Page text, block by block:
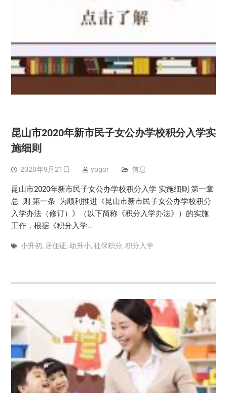
昆山市2020年新市民子女公办学校积分入学实
施细则
2020年9月21日 yogor 信息
昆山市2020年新市民子女公办学校积分入学 实施细则 第一章
总 则 第一条 为顺利推进《昆山市新市民子女公办学校积分
入学办法（修订）》（以下简称《积分入学办法》）的实施
工作，根据《积分入学…
小升初, 居住证, 幼升小, 社保积分, 积分入学